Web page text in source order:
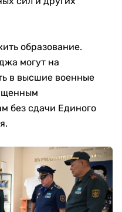
образование.
могут на
в высшие военные
без сдачи Единого